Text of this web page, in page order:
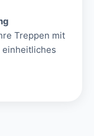
Treppen mit
einheitliches